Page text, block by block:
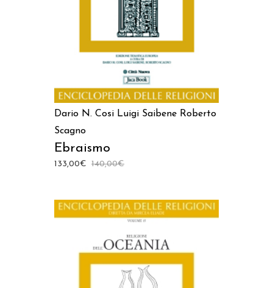
Dario N. Cosi Luigi Saibene Roberto
Scagno
Ebraismo
140,00€
133,00€